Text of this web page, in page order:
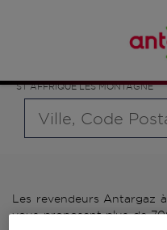
ST AFFRIQUE LES MONTAGNE
bouteille souhaité et le
distributeur automatique
Les revendeurs Antargaz
vous proposent plus de